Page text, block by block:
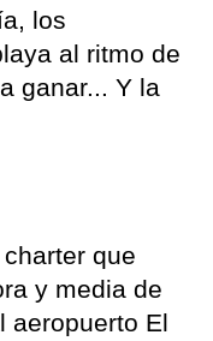
los
al ritmo de
ganar... Y la
que
y media de
aeropuerto El